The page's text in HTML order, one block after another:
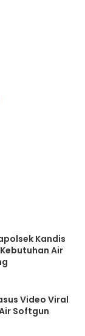
Kandis
Air
Video Viral
Softgun